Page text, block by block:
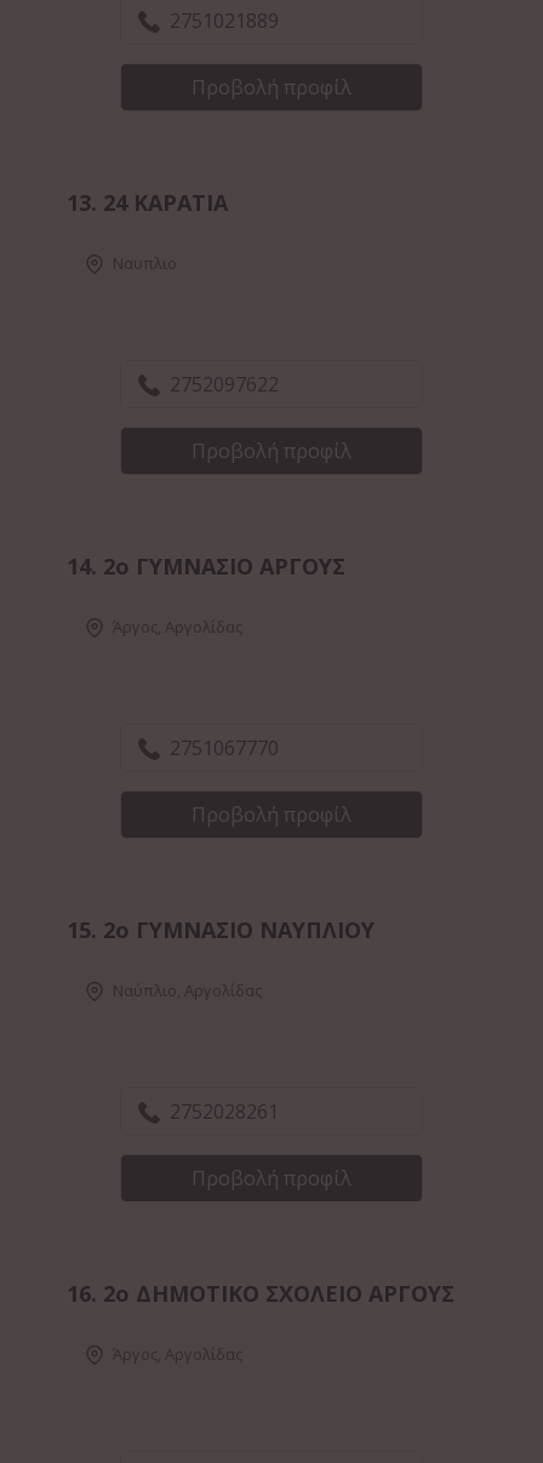
2751021889
Προβολή προφίλ
13. 24 ΚΑΡΑΤΙΑ
Ναυπλιο
2752097622
Προβολή προφίλ
14. 2ο ΓΥΜΝΑΣΙΟ ΑΡΓΟΥΣ
Άργος, Αργολίδας
2751067770
Προβολή προφίλ
15. 2ο ΓΥΜΝΑΣΙΟ ΝΑΥΠΛΙΟΥ
Ναύπλιο, Αργολίδας
2752028261
Προβολή προφίλ
16. 2ο ΔΗΜΟΤΙΚΟ ΣΧΟΛΕΙΟ ΑΡΓΟΥΣ
Άργος, Αργολίδας